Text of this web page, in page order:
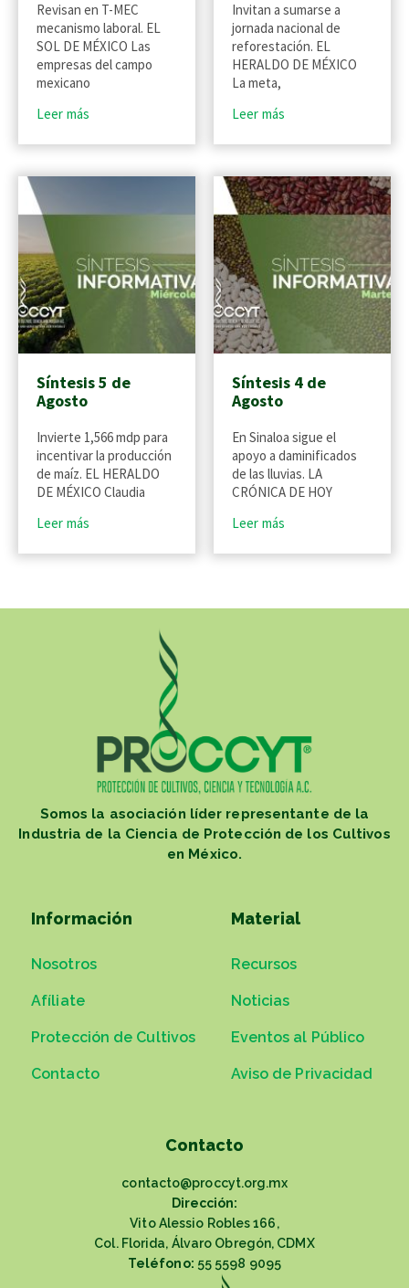
Revisan en T-MEC
mecanismo laboral. EL
SOL DE MÉXICO Las
empresas del campo
mexicano
Leer más
Invitan a sumarse a
jornada nacional de
reforestación. EL
HERALDO DE MÉXICO
La meta,
Leer más
Síntesis 5 de
Agosto
Invierte 1,566 mdp para
incentivar la producción
de maíz. EL HERALDO
DE MÉXICO Claudia
Leer más
Síntesis 4 de
Agosto
En Sinaloa sigue el
apoyo a daminificados
de las lluvias. LA
CRÓNICA DE HOY
Leer más
Somos la asociación líder representante de la
Industria de la Ciencia de Protección de los Cultivos
en México.
Información
Nosotros
Afíliate
Protección de Cultivos
Contacto
Material
Recursos
Noticias
Eventos al Público
Aviso de Privacidad
Contacto
contacto@proccyt.org.mx
Dirección:
Vito Alessio Robles 166,
Col. Florida, Álvaro Obregón, CDMX
Teléfono: 55 5598 9095